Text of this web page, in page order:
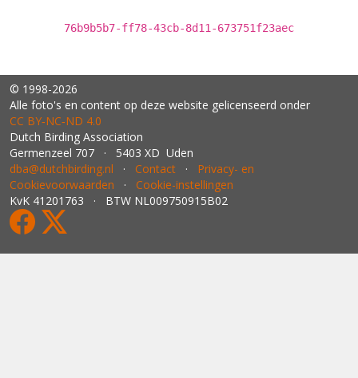
76b9b5b7-ff78-43cb-8d11-673751f23aec
© 1998-2026
Alle foto's en content op deze website gelicenseerd onder
CC BY‑NC‑ND 4.0
Dutch Birding Association
Germenzeel 707 · 5403 XD Uden
dba@dutchbirding.nl · Contact · Privacy- en
Cookievoorwaarden · Cookie-instellingen
KvK 41201763 · BTW NL009750915B02